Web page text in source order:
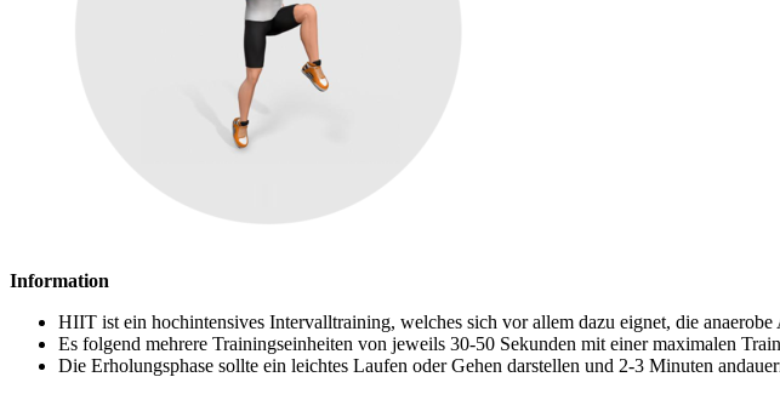
Information
HIIT ist ein hochintensives Intervalltraining, welches sich vor allem dazu eignet, die anaerobe
Es folgend mehrere Trainingseinheiten von jeweils 30-50 Sekunden mit einer maximalen
Die Erholungsphase sollte ein leichtes Laufen oder Gehen darstellen und 2-3 Minuten